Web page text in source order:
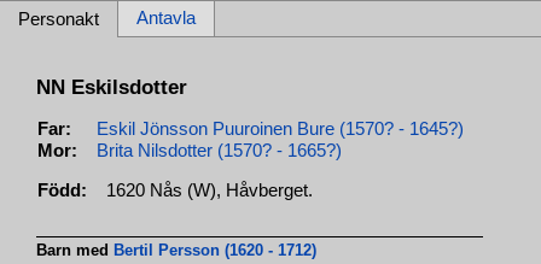
Personakt Antavla
NN Eskilsdotter
Far:
Eskil Jönsson Puuroinen Bure (1570? - 1645?)
Mor:
Brita Nilsdotter (1570? - 1665?)
Född: 1620 Nås (W), Håvberget.
Barn med Bertil Persson (1620 - 1712)